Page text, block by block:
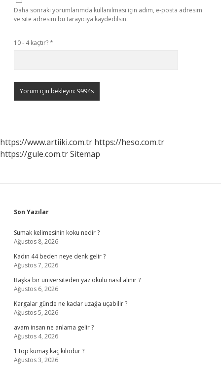
Daha sonraki yorumlarımda kullanılması için adım, e-posta adresim
ve site adresim bu tarayıcıya kaydedilsin.
10 - 4 kaçtır?*
https://www.artiiki.com.tr https://heso.com.tr
https://gule.com.trSitemap
Sidebar
Son Yazılar
Sumak kelimesinin koku nedir ?
Ağustos 8, 2026
Kadın 44 beden neye denk gelir ?
Ağustos 7, 2026
Başka bir üniversiteden yaz okulu nasıl alınır ?
Ağustos 6, 2026
Kargalar günde ne kadar uzağa uçabilir ?
Ağustos 5, 2026
avam insan ne anlama gelir ?
Ağustos 4, 2026
1 top kumaş kaç kilodur ?
Ağustos 3, 2026